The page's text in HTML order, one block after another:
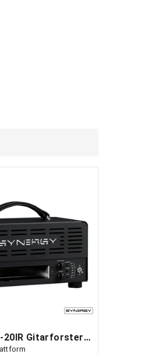
Synergy SYN-20IR Gitarforsterker